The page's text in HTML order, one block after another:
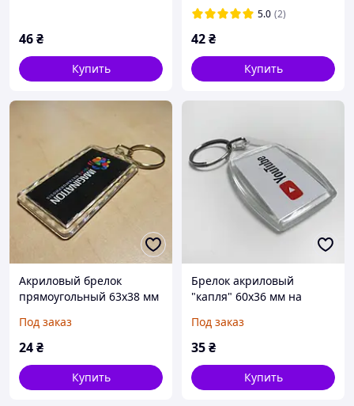
46₴
Купить
5.0 (2)
42₴
Купить
Акриловый брелок
прямоугольный 63х38 мм
двусторонний
Под заказ
24₴
Купить
Брелок акриловый
"капля" 60х36 мм на
производство
Под заказ
35₴
Купить